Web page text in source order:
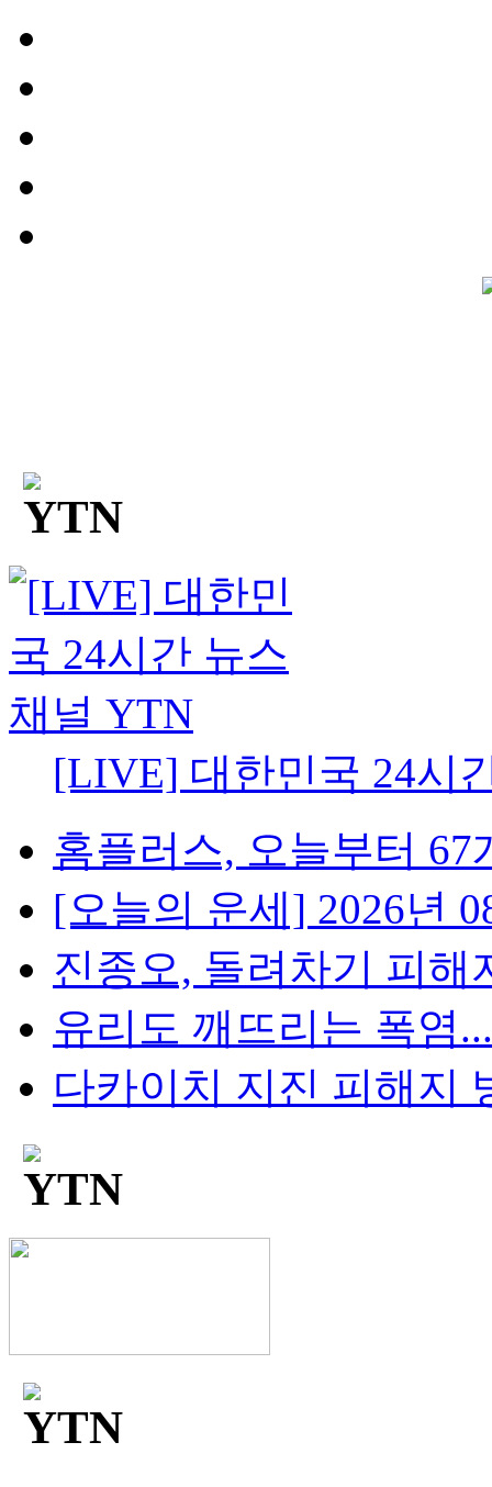
[LIVE] 대한민국 24시
홈플러스, 오늘부터 67
[오늘의 운세] 2026년
진종오, 돌려차기 피해
유리도 깨뜨리는 폭염
다카이치 지진 피해지